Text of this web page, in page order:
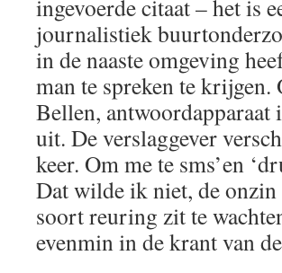
ingevoerde citaat – het is
journalistiek
in de naaste omgeving
man te spreken te
Bellen, antwoordapparaat
uit. De verslaggever
keer. Om me te sms’en
Dat wilde ik niet, de
soort reuring zit te
evenmin in de krant van